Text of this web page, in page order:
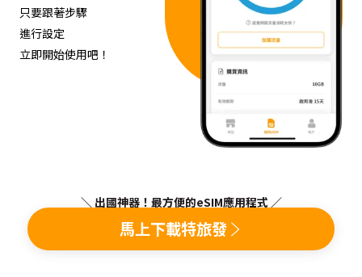
只要跟著步驟
進行設定
立即開始使用吧！
＼ 出國神器！最方便的eSIM應用程式 ／
馬上下載特旅發